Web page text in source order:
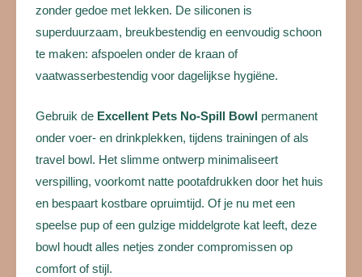
zonder gedoe met lekken. De siliconen is
superduurzaam, breukbestendig en eenvoudig schoon
te maken: afspoelen onder de kraan of
vaatwasserbestendig voor dagelijkse hygiëne.
Gebruik de Excellent Pets No-Spill Bowl permanent
onder voer- en drinkplekken, tijdens trainingen of als
travel bowl. Het slimme ontwerp minimaliseert
verspilling, voorkomt natte pootafdrukken door het huis
en bespaart kostbare opruimtijd. Of je nu met een
speelse pup of een gulzige middelgrote kat leeft, deze
bowl houdt alles netjes zonder compromissen op
comfort of stijl.